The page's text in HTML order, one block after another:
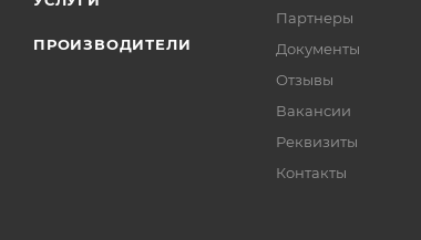
ПРОИЗВОДИТЕЛИ
Партнеры
Документы
Отзывы
Вакансии
Реквизиты
Контакты